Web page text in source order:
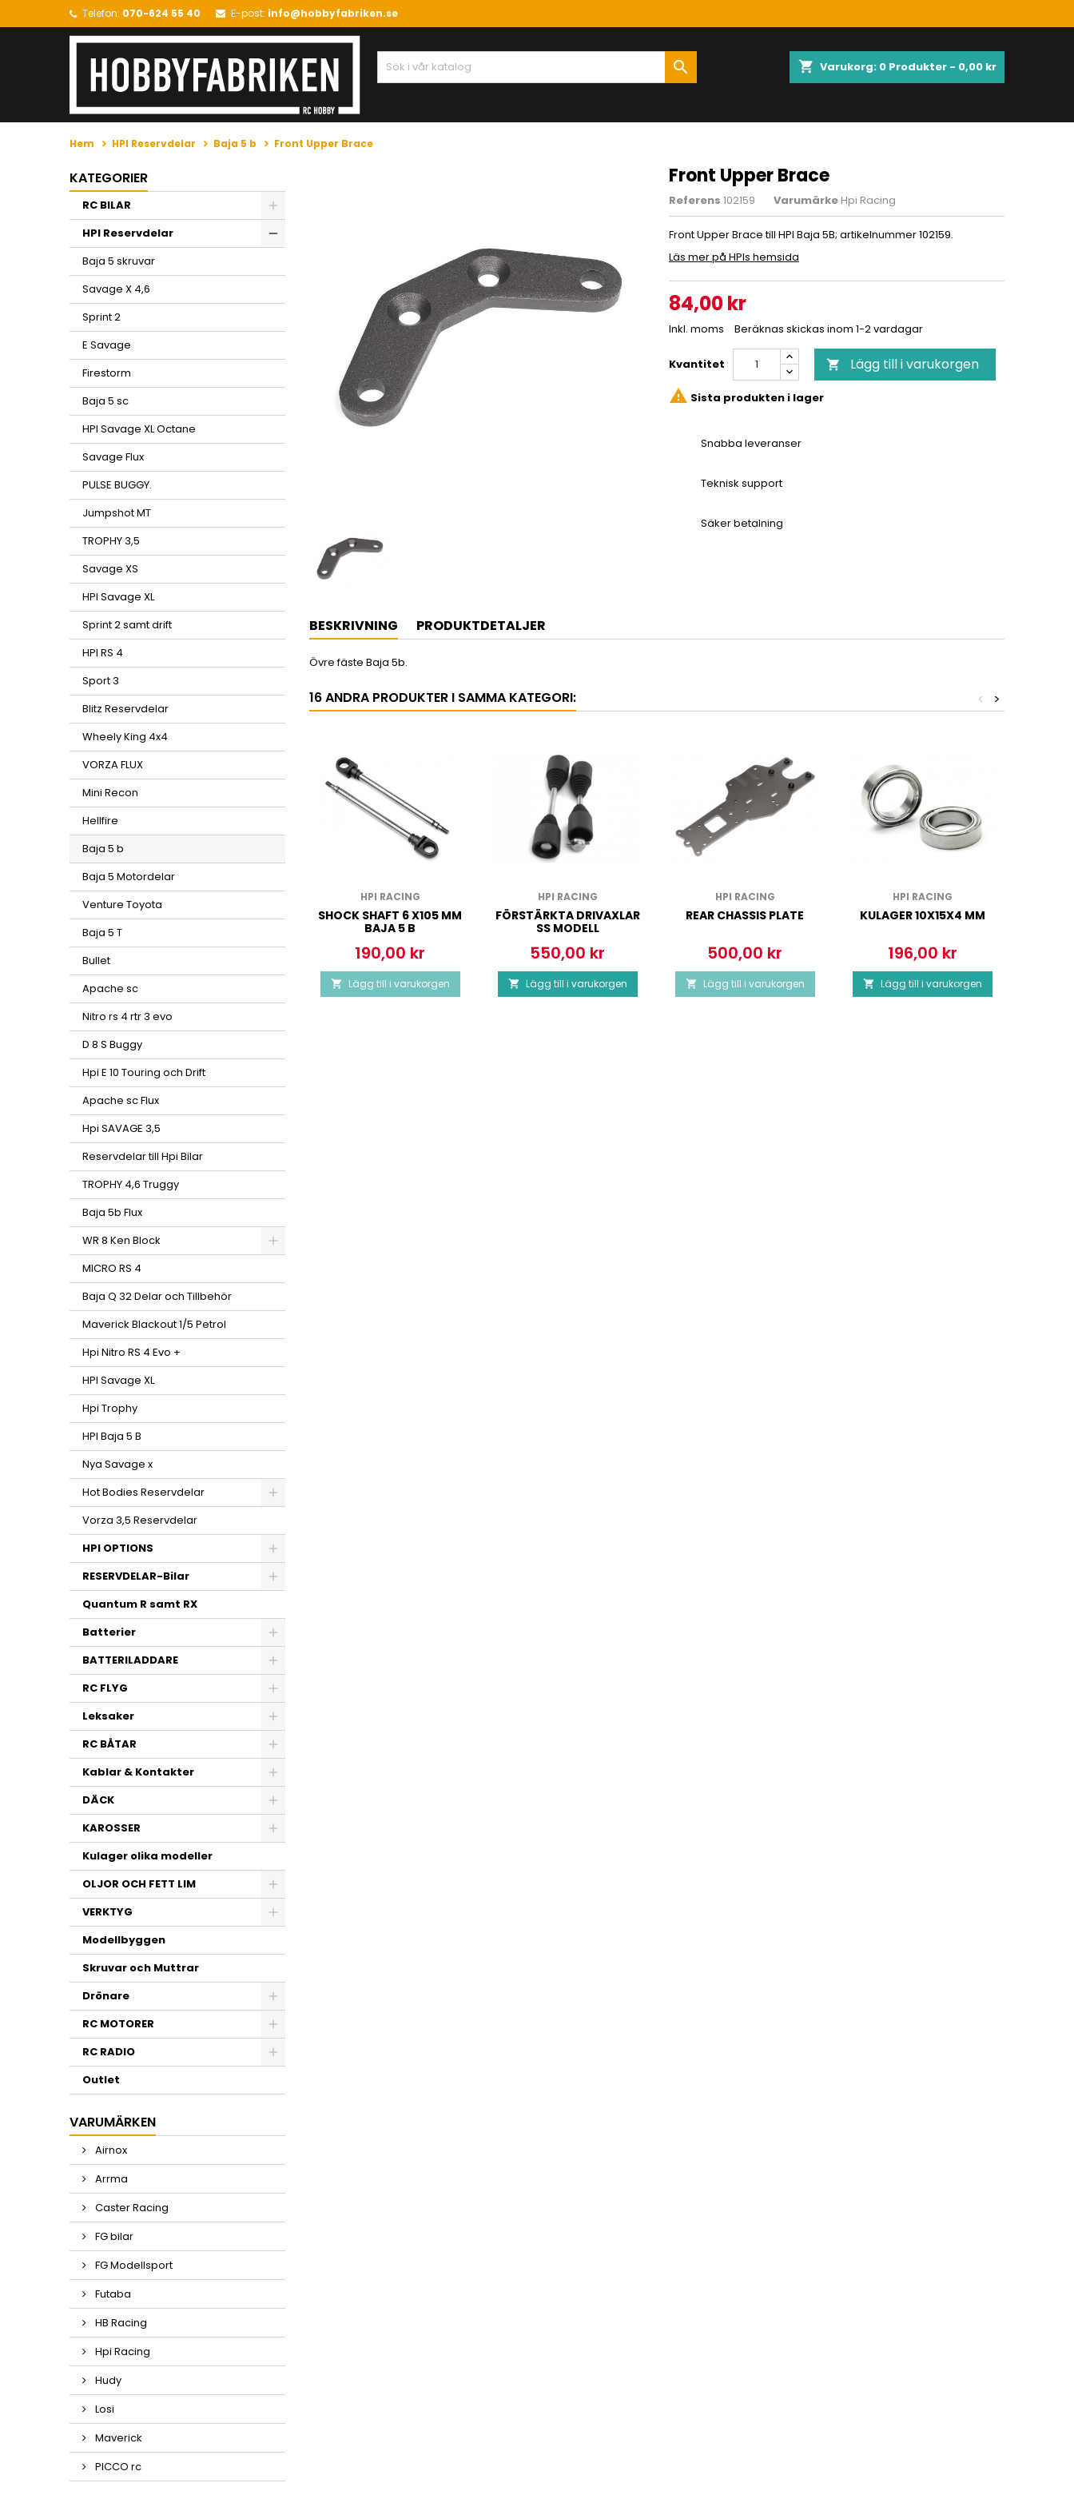
Telefon: 070-624 55 40 E-post: info@hobbyfabriken.se
shopping_cart Varukorg: 0 Produkter - 0,00 kr

Hem HPI Reservdelar Baja 5 b Front Upper Brace
KATEGORIER
RC BILAR
HPI Reservdelar
Baja 5 skruvar
Savage X 4,6
Sprint 2
E Savage
Firestorm
Baja 5 sc
HPI Savage XL Octane
Savage Flux
PULSE BUGGY.
Jumpshot MT
TROPHY 3,5
Savage XS
HPI Savage XL
Sprint 2 samt drift
HPI RS 4
Sport 3
Blitz Reservdelar
Wheely King 4x4
VORZA FLUX
Mini Recon
Hellfire
Baja 5 b
Baja 5 Motordelar
Venture Toyota
Baja 5 T
Bullet
Apache sc
Nitro rs 4 rtr 3 evo
D 8 S Buggy
Hpi E 10 Touring och Drift
Apache sc Flux
Hpi SAVAGE 3,5
Reservdelar till Hpi Bilar
TROPHY 4,6 Truggy
Baja 5b Flux
WR 8 Ken Block
MICRO RS 4
Baja Q 32 Delar och Tillbehör
Maverick Blackout 1/5 Petrol
Hpi Nitro RS 4 Evo +
HPI Savage XL
Hpi Trophy
HPI Baja 5 B
Nya Savage x
Hot Bodies Reservdelar
Vorza 3,5 Reservdelar
HPI OPTIONS
RESERVDELAR-Bilar
Quantum R samt RX
Batterier
BATTERILADDARE
RC FLYG
Leksaker
RC BÅTAR
Kablar & Kontakter
DÄCK
KAROSSER
Kulager olika modeller
OLJOR OCH FETT LIM
VERKTYG
Modellbyggen
Skruvar och Muttrar
Drönare
RC MOTORER
RC RADIO
Outlet
VARUMÄRKEN
Airnox
Arrma
Caster Racing
FG bilar
FG Modellsport
Futaba
HB Racing
Hpi Racing
Hudy
Losi
Maverick
PICCO rc
Front Upper Brace
Referens 102159 Varumärke Hpi Racing
Front Upper Brace till HPI Baja 5B; artikelnummer 102159.
Läs mer på HPIs hemsida
84,00 kr
Inkl. moms Beräknas skickas inom 1-2 vardagar
Kvantitet  Lägg till i varukorgen
 Sista produkten i lager
Snabba leveranser
Teknisk support
Säker betalning
BESKRIVNING PRODUKTDETALJER
Övre fäste Baja 5b.
16 ANDRA PRODUKTER I SAMMA KATEGORI: >
<
HPI RACING
SHOCK SHAFT 6 X105 MM
BAJA 5 B
Pris
190,00 kr
 Lägg till i varukorgen
HPI RACING
FÖRSTÄRKTA DRIVAXLAR
SS MODELL
Pris
550,00 kr
 Lägg till i varukorgen
HPI RACING
REAR CHASSIS PLATE
Pris
500,00 kr
 Lägg till i varukorgen
HPI RACING
KULAGER 10X15X4 MM
Pris
196,00 kr
 Lägg till i varukorgen